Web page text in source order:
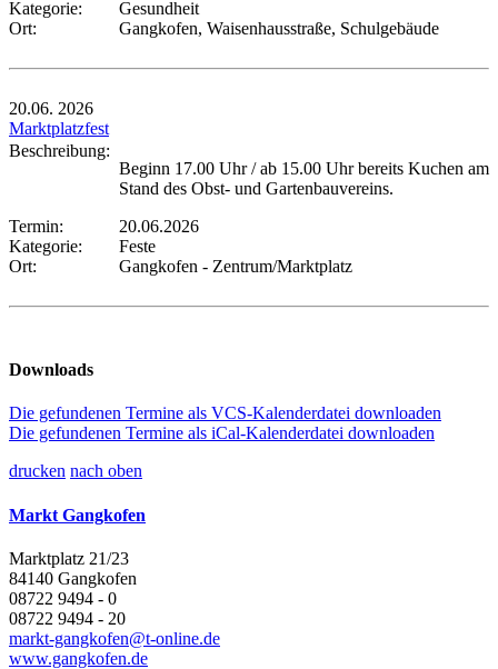
Kategorie:
Gesundheit
Ort:
Gangkofen, Waisenhausstraße, Schulgebäude
20.06. 2026
Marktplatzfest
Beschreibung:
Beginn 17.00 Uhr / ab 15.00 Uhr bereits Kuchen am
Stand des Obst- und Gartenbauvereins.
Termin:
20.06.2026
Kategorie:
Feste
Ort:
Gangkofen - Zentrum/Marktplatz
Downloads
Die gefundenen Termine als VCS-Kalenderdatei downloaden
Die gefundenen Termine als iCal-Kalenderdatei downloaden
drucken nach oben
Markt Gangkofen
Marktplatz 21/23
84140 Gangkofen
08722 9494 - 0
08722 9494 - 20
markt-gangkofen@t-online.de
www.gangkofen.de